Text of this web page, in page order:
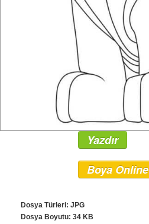
Yazdır
Boya Online
Dosya Türleri: JPG
Dosya Boyutu: 34 KB